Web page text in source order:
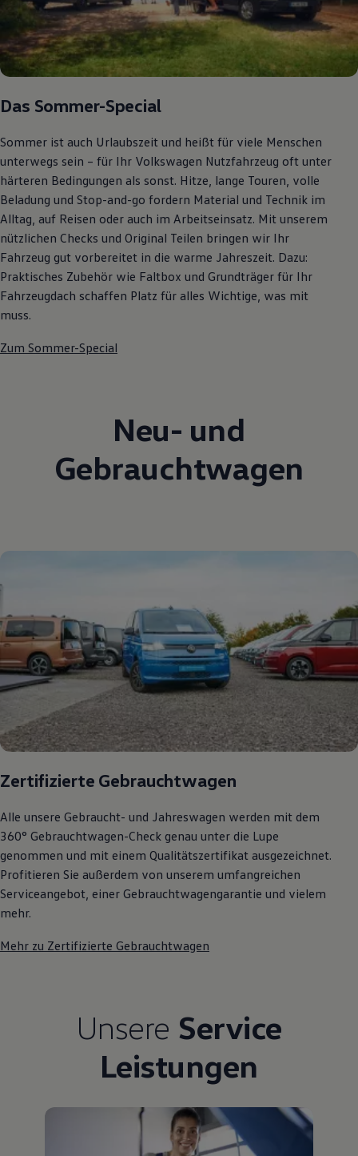
Das Sommer-Special
Sommer ist auch Urlaubszeit und heißt für viele Menschen
unterwegs sein – für Ihr Volkswagen Nutzfahrzeug oft unter
härteren Bedingungen als sonst. Hitze, lange Touren, volle
Beladung und Stop-and-go fordern Material und Technik im
Alltag, auf Reisen oder auch im Arbeitseinsatz. Mit unserem
nützlichen Checks und Original Teilen bringen wir Ihr
Fahrzeug gut vorbereitet in die warme Jahreszeit. Dazu:
Praktisches Zubehör wie Faltbox und Grundträger für Ihr
Fahrzeugdach schaffen Platz für alles Wichtige, was mit
muss.
Zum Sommer-Special
Neu- und
Gebrauchtwagen
Zertifizierte Gebrauchtwagen
Alle unsere Gebraucht- und Jahreswagen werden mit dem
360° Gebrauchtwagen-Check genau unter die Lupe
genommen und mit einem Qualitätszertifikat ausgezeichnet.
Profitieren Sie außerdem von unserem umfangreichen
Serviceangebot, einer Gebrauchtwagengarantie und vielem
mehr.
Mehr zu Zertifizierte Gebrauchtwagen
Unsere Service
Leistungen